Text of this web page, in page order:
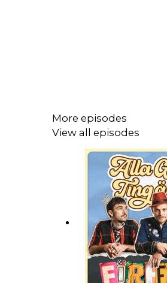
More episodes
View all episodes